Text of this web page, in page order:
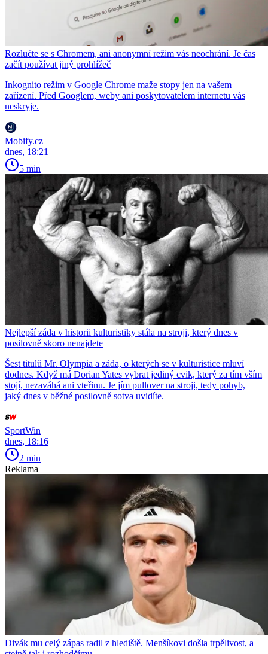
Rozlučte se s Chromem, ani anonymní režim vás neochrání. Je čas
začít používat jiný prohlížeč
Inkognito režim v Google Chrome maže stopy jen na vašem
zařízení. Před Googlem, weby ani poskytovatelem internetu vás
neskryje.
Mobify.cz
dnes, 18:21
5 min
Nejlepší záda v historii kulturistiky stála na stroji, který dnes v
posilovně skoro nenajdete
Šest titulů Mr. Olympia a záda, o kterých se v kulturistice mluví
dodnes. Když má Dorian Yates vybrat jediný cvik, který za tím vším
stojí, nezaváhá ani vteřinu. Je jím pullover na stroji, tedy pohyb,
jaký dnes v běžné posilovně sotva uvidíte.
SportWin
dnes, 18:16
2 min
Reklama
Divák mu celý zápas radil z hlediště. Menšíkovi došla trpělivost, a